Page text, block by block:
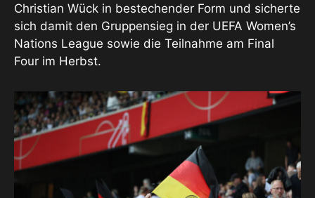
Christian Wück in bestechender Form und sicherte
sich damit den Gruppensieg in der UEFA Women’s
Nations League sowie die Teilnahme am Final
Four im Herbst.